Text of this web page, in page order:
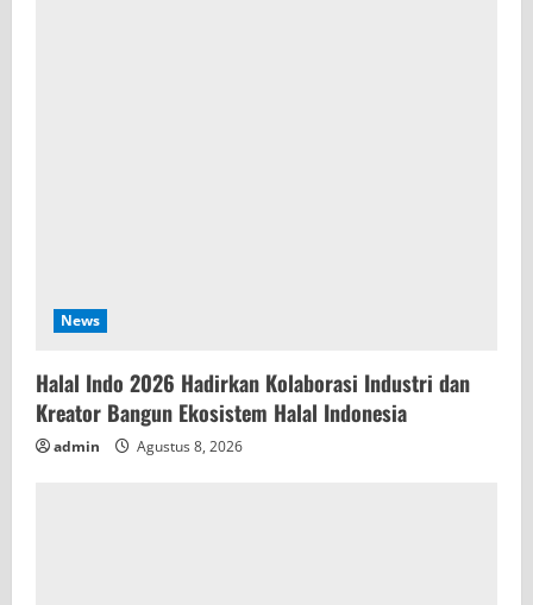
News
Halal Indo 2026 Hadirkan Kolaborasi Industri dan
Kreator Bangun Ekosistem Halal Indonesia
admin Agustus 8, 2026